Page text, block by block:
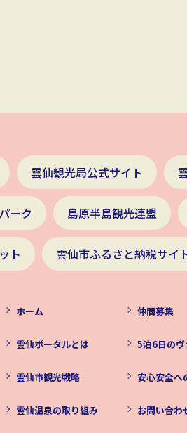
雲仙観光局公式サイト
ーク 島原半島観光連盟
ト 雲仙市ふるさと納税サイ
ホーム
雲仙ポータルとは
雲仙市観光戦略
雲仙温泉の取り組み
仲間募集
5泊6日のヴ
安心安全へ
お問い合わ